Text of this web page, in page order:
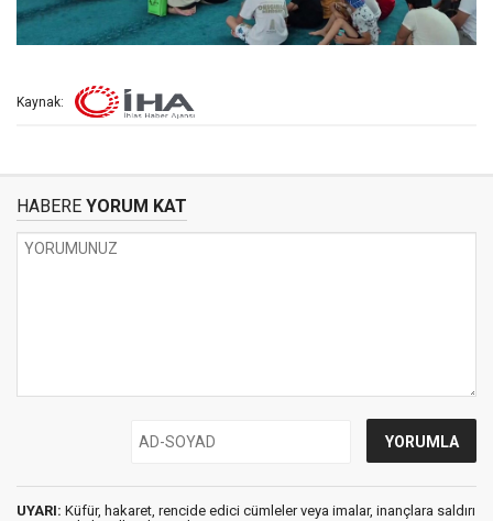
Kaynak:
HABERE YORUM KAT
UYARI: Küfür, hakaret, rencide edici cümleler veya imalar, inançlara saldırı